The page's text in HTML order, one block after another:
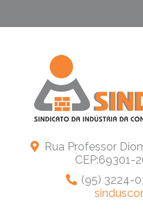
Rua Professor
CEP:69301-
(95) 3224-